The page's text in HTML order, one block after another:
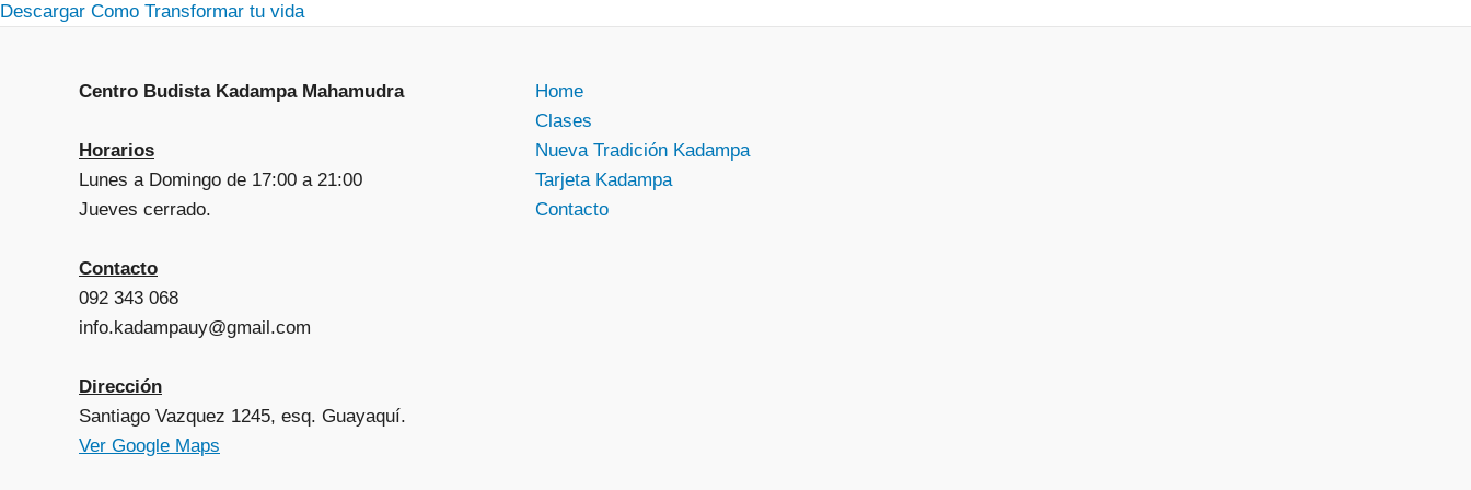
Descargar Como Transformar tu vida
Centro Budista Kadampa Mahamudra
Horarios
Lunes a Domingo de 17:00 a 21:00
Jueves cerrado.
Contacto
092 343 068
info.kadampauy@gmail.com
Dirección
Santiago Vazquez 1245, esq. Guayaquí.
Ver Google Maps
Home
Clases
Nueva Tradición Kadampa
Tarjeta Kadampa
Contacto